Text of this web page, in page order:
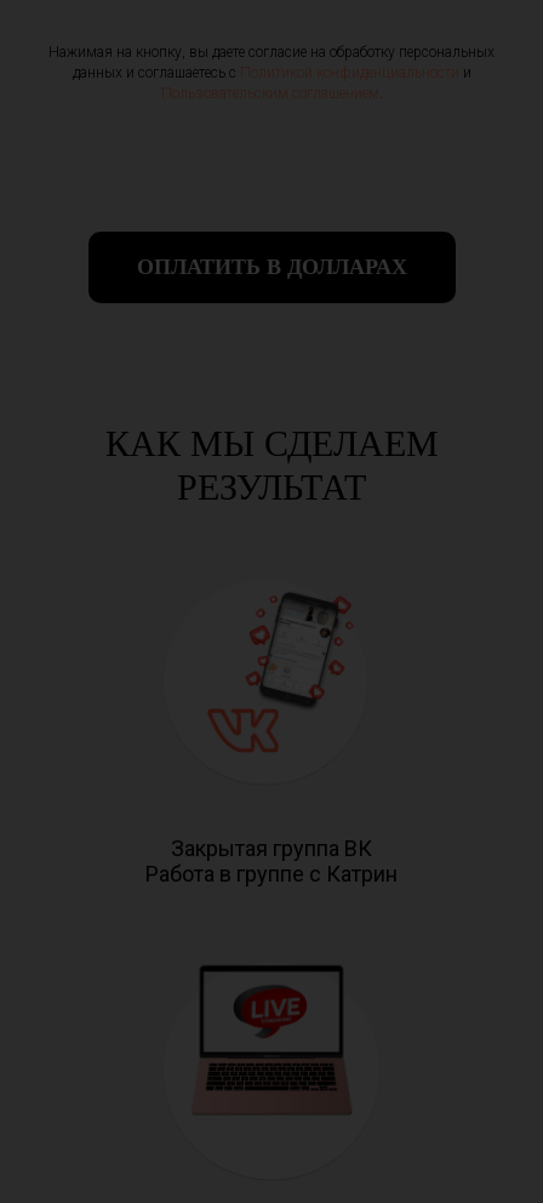
Нажимая на кнопку, вы даете согласие на обработку персональных
данных и соглашаетесь c
Политикой конфиденциальности
и
Пользовательским соглашением
ОПЛАТИТЬ В ДОЛЛАРАХ
КАК МЫ СДЕЛАЕМ
РЕЗУЛЬТАТ
Закрытая группа ВК
Работа в группе с Катрин